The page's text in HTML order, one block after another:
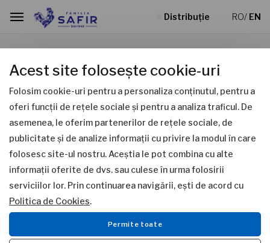
Distribuție RO/ EN
Anunțuri
Acasă
Anunțuri
Anunț public 2 - Construire fabrică recuperare de proteină
Anunț public 2 - Construire fabrică
recuperare de proteină
25.10.2022
Depunerea notificării pentru programul "Construire fabrica
Intră în comunitatea Familia
Safir!
Înscrie-te la newsletter și învârte roata:
primești rețete delicioase și surprize
speciale.
Acest site folosește cookie-uri
Folosim cookie-uri pentru a personaliza conținutul, pentru a
oferi funcții de rețele sociale și pentru a analiza traficul. De
asemenea, le oferim partenerilor de rețele sociale, de
publicitate și de analize informații cu privire la modul în care
folosesc site-ul nostru. Aceștia le pot combina cu alte
informații oferite de dvs. sau culese în urma folosirii
serviciilor lor. Prin continuarea navigării, ești de acord cu
Politica de Cookies.
Permite toate